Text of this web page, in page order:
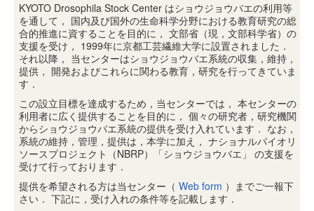
KYOTO Drosophila Stock Center はショウジョウバエの利用等
を通して， 国内及び国外の生命科学分野における教育研究の総
合的推進に資することを目的に， 文部省（現，文部科学省）の
支援を受け， 1999年に京都工芸繊維大学に設置されました．
それ以降， 当センターはショウジョウバエ系統の収集，維持，
提供， 開発およびこれらに関わる教育，研究を行ってきていま
す．
この設立目標を達成するため，当センターでは， 本センターの
利用者に広く提供することを目的に， 個々の研究者，研究機関
からショウジョウバエ系統の提供を受け入れています． なお，
系統の維持，管理，提供は，本学に加え， ナショナルバイオリ
ソースプロジェクト（NBRP）「ショウジョウバエ」 の支援を
受けて行っております．
提供を希望される方は当センター（ Web form ）までご一報下
さい． 下記に，受け入れの条件等を記載します．